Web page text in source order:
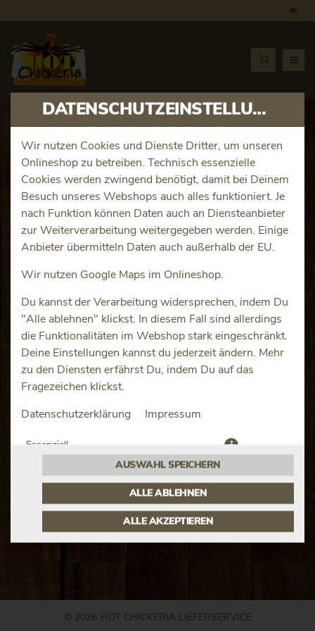
DATENSCHUTZEINSTELLUNGEN
Wir nutzen Cookies und Dienste Dritter, um unseren
Onlineshop zu betreiben. Technisch essenzielle
Cookies werden zwingend benötigt, damit bei Deinem
Besuch unseres Webshops auch alles funktioniert. Je
nach Funktion können Daten auch an Diensteanbieter
zur Weiterverarbeitung weitergegeben werden. Einige
Anbieter übermitteln Daten auch außerhalb der EU.
Wir nutzen Google Maps im Onlineshop.
Du kannst der Verarbeitung widersprechen, indem Du
"Alle ablehnen" klickst. In diesem Fall sind allerdings
die Funktionalitäten im Webshop stark eingeschränkt.
Deine Einstellungen kannst du jederzeit ändern. Mehr
zu den Diensten erfährst Du, indem Du auf das
Fragezeichen klickst.
Datenschutzerklärung Impressum
Essenziell
AUSWAHL SPEICHERN
ALLE ABLEHNEN
ALLE AKZEPTIEREN
Artikeldetails
Homemade Chicken Fingers
Buttermilk 20er
Produktinfos
© 2026 HOT CHICKERIA LIEFERSERVICE